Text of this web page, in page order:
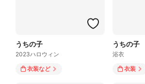
うちの子
2023ハロウィン
衣装など
うちの子
浴衣
衣装